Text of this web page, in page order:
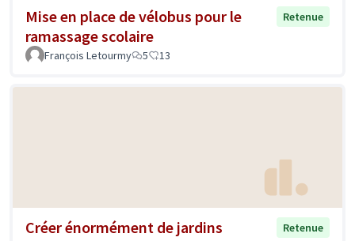
Mise en place de vélobus pour le
ramassage scolaire
Retenue
François Letourmy 5 13
Créer énormément de jardins
Retenue